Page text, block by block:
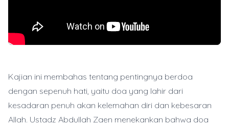
Kajian ini membahas tentang pentingnya berdoa
dengan sepenuh hati, yaitu doa yang lahir dari
kesadaran penuh akan kelemahan diri dan kebesaran
Allah. Ustadz Abdullah Zaen menekankan bahwa doa